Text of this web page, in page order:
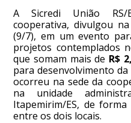
A Sicredi União RS/
cooperativa, divulgou
(9/7), em um evento
projetos contemplados
que somam mais de R$
para desenvolvimento
ocorreu na sede da
na unidade
Itapemirim/ES, de
entre os dois locais.